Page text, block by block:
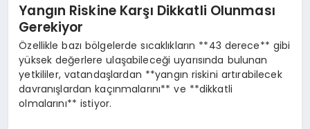
Yangın Riskine Karşı Dikkatli Olunması
Gerekiyor
Özellikle bazı bölgelerde sıcaklıkların **43 derece** gibi
yüksek değerlere ulaşabileceği uyarısında bulunan
yetkililer, vatandaşlardan **yangın riskini artırabilecek
davranışlardan kaçınmalarını** ve **dikkatli
olmalarını** istiyor.